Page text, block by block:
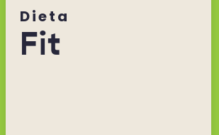
Dieta
Fit